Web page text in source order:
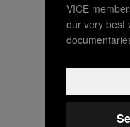
VICE
our very best